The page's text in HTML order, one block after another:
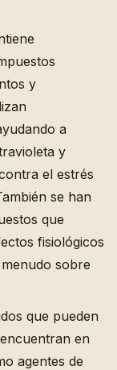
y
a
y
el estrés
se han
que
fisiológicos
sobre
que pueden
en
agentes de